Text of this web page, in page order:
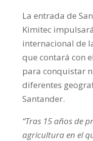
La entrada de
Kimitec
internacional de
que contará con
para conquistar
diferentes
Santander.
“Tras 15 años de
agricultura en el